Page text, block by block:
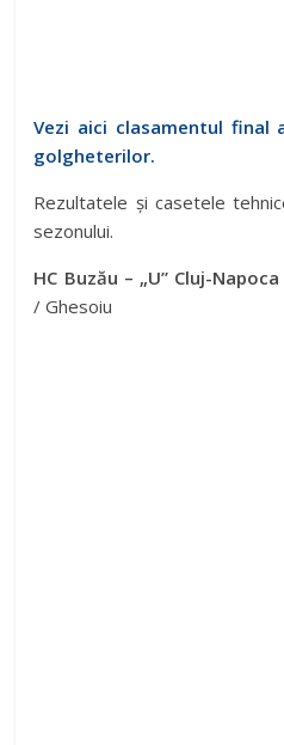
Vezi aici clasamentul final
golgheterilor.
Rezultatele și casetele
sezonului.
HC Buzău – „U” Cluj-
/ Ghesoiu